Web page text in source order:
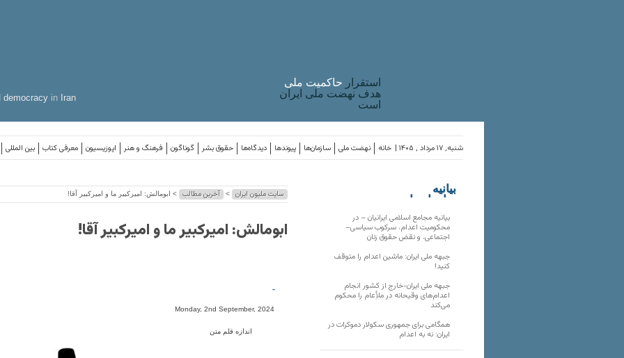
democracy in Iran
استقرار حاکميت ملی
هدف نهضت ملی ایران
است
بین المللی معرفی کتاب اپوزیسیون فرهنگ و هنر گوناگون حقوق بشر دیدگاه‌ها پیوندها سازمان‌ها نهضت ملی خانه شنبه, ۱۷ مرداد , ۱۴۰۵ |
سایت ملیون ایران > آخرین مطالب > ابومالش: امیرکبیر ما و امیرکبیر آقا!
ابومالش: امیرکبیر ما و امیرکبیر آقا!
-
Monday, 2nd September, 2024
اندازه قلم متن
بیانیه
سازمان‌های
بیانیه مجامع اسلامی ایرانیان – در
محکومیت اعدام، سرکوب سیاسی–
اجتماعی، و نقض حقوق زنان
جبهه ملی ایران: ماشین اعدام را متوقف
کنید!
جبهه ملی ایران-خارج از کشور انجام
اعدام‌های وقیحانه در ملأِعام را محکوم
می‌کند
همگامی برای جمهوری سکولار دموکرات در
ایران: نه به اعدام